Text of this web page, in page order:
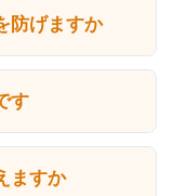
防げますか
す
ますか